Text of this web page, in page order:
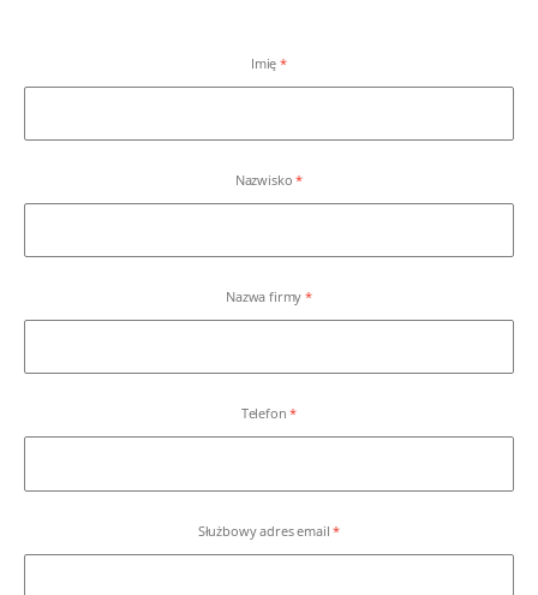
Imię
Nazwisko
Nazwa firmy
Telefon
Służbowy adres email